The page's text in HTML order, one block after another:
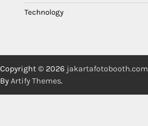
Technology
Copyright © 2026 jakartafotobooth.com
By Artify Themes.